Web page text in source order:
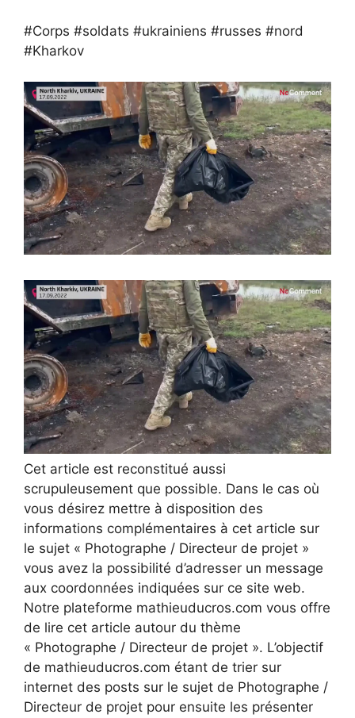
#Corps #soldats #ukrainiens #russes #nord
#Kharkov
Cet article est reconstitué aussi
scrupuleusement que possible. Dans le cas où
vous désirez mettre à disposition des
informations complémentaires à cet article sur
le sujet « Photographe / Directeur de projet »
vous avez la possibilité d’adresser un message
aux coordonnées indiquées sur ce site web.
Notre plateforme mathieuducros.com vous offre
de lire cet article autour du thème
« Photographe / Directeur de projet ». L’objectif
de mathieuducros.com étant de trier sur
internet des posts sur le sujet de Photographe /
Directeur de projet pour ensuite les présenter